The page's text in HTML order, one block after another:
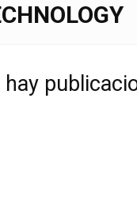
hay